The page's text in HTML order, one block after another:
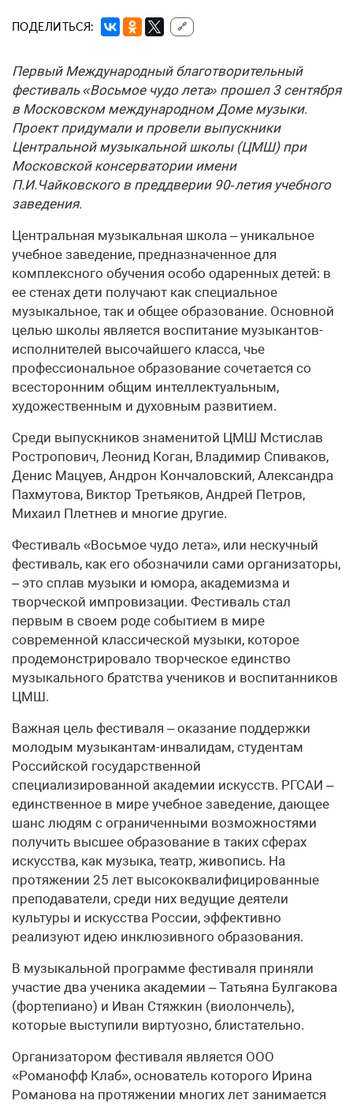
ПОДЕЛИТЬСЯ: 🔗
Первый Международный благотворительный
фестиваль «Восьмое чудо лета» прошел 3 сентября
в Московском международном Доме музыки.
Проект придумали и провели выпускники
Центральной музыкальной школы (ЦМШ) при
Московской консерватории имени
П.И.Чайковского в преддверии 90‑летия учебного
заведения.
Центральная музыкальная школа – уникальное
учебное заведение, предназначенное для
комплексного обучения особо одаренных детей: в
ее стенах дети получают как специальное
музыкальное, так и общее образование. Основной
целью школы является воспитание музыкантов-
исполнителей высочайшего класса, чье
профессиональное образование сочетается со
всесторонним общим интеллектуальным,
художественным и духовным развитием.
Среди выпускников знаменитой ЦМШ Мстислав
Ростропович, Леонид Коган, Владимир Спиваков,
Денис Мацуев, Андрон Кончаловский, Александра
Пахмутова, Виктор Третьяков, Андрей Петров,
Михаил Плетнев и многие другие.
Фестиваль «Восьмое чудо лета», или нескучный
фестиваль, как его обозначили сами организаторы,
– это сплав музыки и юмора, академизма и
творческой импровизации. Фестиваль стал
первым в своем роде событием в мире
современной классической музыки, которое
продемонстрировало творческое единство
музыкального братства учеников и воспитанников
ЦМШ.
Важная цель фестиваля – оказание поддержки
молодым музыкантам-инвалидам, студентам
Российской государственной
специализированной академии искусств. РГСАИ –
единственное в мире учебное заведение, дающее
шанс людям с ограниченными возможностями
получить высшее образование в таких сферах
искусства, как музыка, театр, живопись. На
протяжении 25 лет высококвалифицированные
преподаватели, среди них ведущие деятели
культуры и искусства России, эффективно
реализуют идею инклюзивного образования.
В музыкальной программе фестиваля приняли
участие два ученика академии – Татьяна Булгакова
(фортепиано) и Иван Стяжкин (виолончель),
которые выступили виртуозно, блистательно.
Организатором фестиваля является ООО
«Романофф Клаб», основатель которого Ирина
Романова на протяжении многих лет занимается